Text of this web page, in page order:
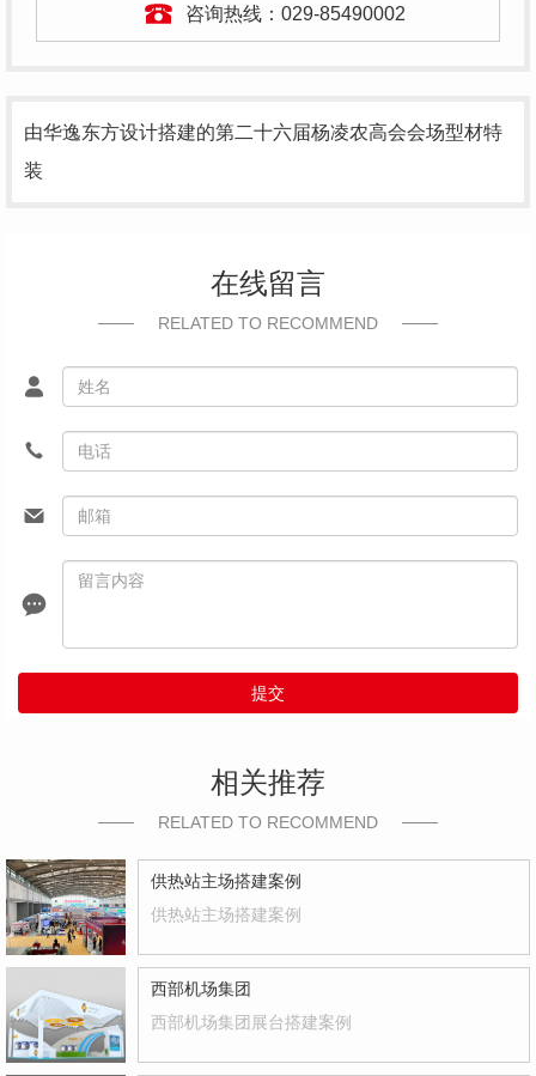
咨询热线： 029-85490002
由华逸东方设计搭建的第二十六届杨凌农高会会场型材特
装
在线留言
RELATED TO RECOMMEND
提交
相关推荐
RELATED TO RECOMMEND
供热站主场搭建案例
供热站主场搭建案例
西部机场集团
西部机场集团展台搭建案例